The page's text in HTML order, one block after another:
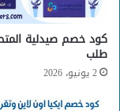
كود خصم صيدلية
طلب
2 يونيو، 2026